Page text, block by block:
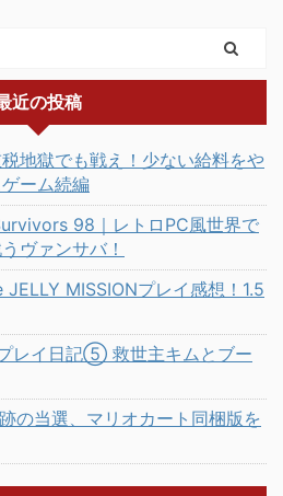
近の投稿
税地獄でも戦え！少ない給料をや
ーム続編
98｜レトロPC風世界で
ヴァンサバ！
JELLY MISSIONプレイ感想！1.5
レイ日記⑤ 救世主キムとブー
の当選、マリオカート同梱版を